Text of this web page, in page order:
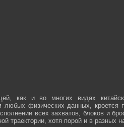
как и во многих видах
любых физических данных, кроется
всех захватов, блоков и
траектории, хотя порой и в разных